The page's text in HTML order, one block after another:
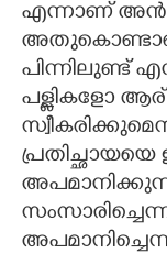
എന്നാണ്
അതുകൊണ്ടാണ്
പിന്നിലുണ്ട്
പള്ളികളോ